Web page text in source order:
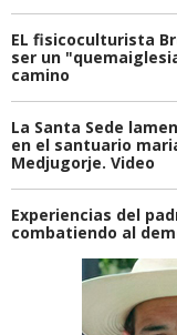
EL fisicoculturista
ser un
camino
La Santa Sede
en el santuario
Medjugorje. Video
Experiencias del
combatiendo al